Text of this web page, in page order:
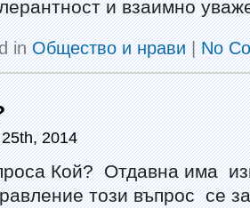
и взаимно
inОбщество и нрави|No
2014
Кой? Отдавна има
този въпрос се